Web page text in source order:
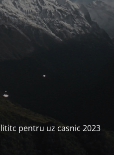
pentru uz casnic 2023